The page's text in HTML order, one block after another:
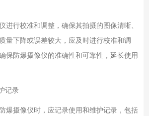
行校准和调整，确保其拍摄的图像清晰、
质量下降或误差较大，应及时进行校准和调
确保防爆摄像仪的准确性和可靠性，延长使用
记录
摄像仪时，应记录使用和维护记录，包括